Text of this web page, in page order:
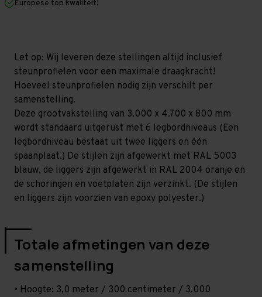
800
niveaus
(Liggerlengte
1.500
mm)
GALVA
800
niveaus
(Liggerlengte
1.500
mm)
GALVA
Europese top kwaliteit!
Let op: Wij leveren deze stellingen altijd inclusief
steunprofielen voor een maximale draagkracht!
Hoeveel steunprofielen nodig zijn verschilt per
samenstelling.
Deze grootvakstelling van 3.000 x 4.700 x 800 mm
wordt standaard uitgerust met 6 legbordniveaus (Een
legbordniveau bestaat uit twee liggers en één
spaanplaat.) De stijlen zijn afgewerkt met RAL 5003
blauw, de liggers zijn afgewerkt in RAL 2004 oranje en
de schoringen en voetplaten zijn verzinkt. (De stijlen
en liggers zijn voorzien van epoxy polyester.)
Totale afmetingen van deze
samenstelling
• Hoogte: 3,0 meter / 300 centimeter / 3.000